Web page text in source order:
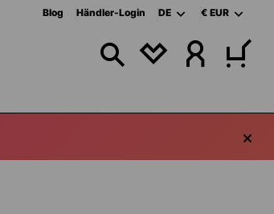
Blog Händler-Login DE € EUR
DU HAST 0